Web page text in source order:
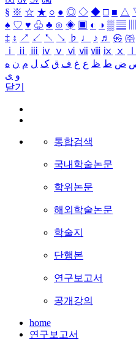
§ ※ ☆ ★ ○ ● ◎ ◇ ◆ □ ■ △
♠ ♡ ♥ ♧ ♣ ⊙ ◈ ▣ ◐ ◑ ▒ ▤
‡ ↕ ↗ ↙ ↖ ↘ ♭ ♩ ♪ ♬ ㉿ ㈜
ⅰ
ⅱ ⅲ ⅳ ⅴ ⅵ ⅶ ⅷ ⅸ ⅹ
ض ط ظ ع غ ف ق ک ل م ن ه
و ی
닫기
통합검색
국내학술논문
학위논문
해외학술논문
학술지
단행본
연구보고서
공개강의
home
연구보고서